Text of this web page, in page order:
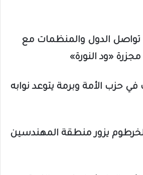
تواصل الدول والمنظمات مع
«ود النورة»
في حزب الأمة وبرمة يتوعد نوابه
يزور منطقة المهندسين